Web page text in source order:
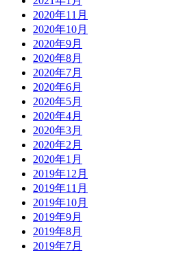
2020年11月
2020年10月
2020年9月
2020年8月
2020年7月
2020年6月
2020年5月
2020年4月
2020年3月
2020年2月
2020年1月
2019年12月
2019年11月
2019年10月
2019年9月
2019年8月
2019年7月